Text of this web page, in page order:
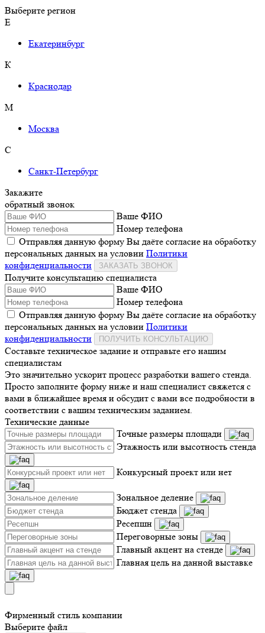
Выберите регион
Е
Екатеринбург
К
Краснодар
М
Москва
С
Санкт-Петербург
Закажите
обратный звонок
Ваше ФИО
Номер телефона
Отправляя данную форму Вы даёте согласие на обработку
персональных данных на условии Политики
конфиденциальности
ЗАКАЗАТЬ ЗВОНОК
Получите консультацию специалиста
Ваше ФИО
Номер телефона
Отправляя данную форму Вы даёте согласие на обработку
персональных данных на условии Политики
конфиденциальности
ПОЛУЧИТЬ КОНСУЛЬТАЦИЮ
Составьте техническое задание и отправьте его нашим
специалистам
Это значительно ускорит процесс разработки вашего стенда.
Просто заполните форму ниже и наш специалист свяжется с
вами в ближайшее время и обсудит с вами все подробности в
соответствии с вашим техническим заданием.
Технические данные
Точные размеры площади
Этажность или высотность стенда
Конкурсный проект или нет
Зональное деление
Бюджет стенда
Ресепшн
Переговорные зоны
Главный акцент на стенде
Главная цель на данной выставке
Фирменный стиль компании
Выберите файл